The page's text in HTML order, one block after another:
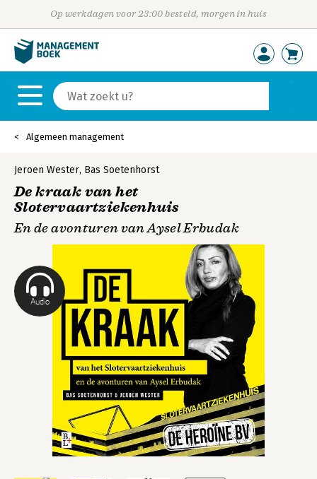
Op werkdagen voor 23:00 besteld, morgen in huis
Algemeen management
Audio
Jeroen Wester, Bas Soetenhorst
De kraak van het
Slotervaartziekenhuis
En de avonturen van Aysel Erbudak